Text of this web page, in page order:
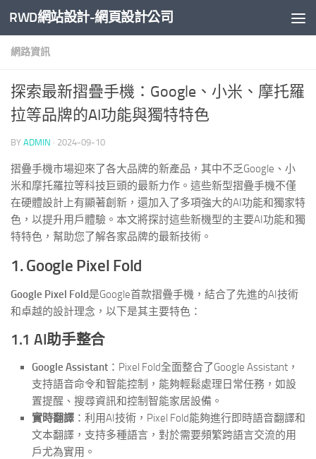
Skip to content
RWD網站設計-網頁設計公司
網路資訊
探索最新摺疊手機：Google、小米、摩托羅
拉等品牌的AI功能與獨特特色
BY ADMIN · 2024-09-10
摺疊手機市場迎來了各大品牌的新產品，其中不乏Google、小
米和摩托羅拉等科技巨頭的最新力作。這些新型摺疊手機不僅
在硬體設計上有顯著創新，還加入了多項強大的AI功能和獨家特
色，以提升用戶體驗。本文將探討這些新機型的主要AI功能和獨
特特色，幫助您了解各家品牌的最新技術。
1. Google Pixel Fold
Google Pixel Fold是Google首款摺疊手機，結合了先進的AI技術
和卓越的設計理念，以下是其主要特色：
1.1 AI助手整合
Google Assistant ：Pixel Fold全面整合了Google Assistant，
支持語音命令和智能控制，能夠輕鬆處理日常任務，如設
置提醒、搜尋資訊和控制智能家居設備。
實時翻譯 ：利用AI技術，Pixel Fold能夠進行即時語音翻譯和
文本翻譯，支持多種語言，對於需要頻繁跨語言交流的用
戶尤為實用。